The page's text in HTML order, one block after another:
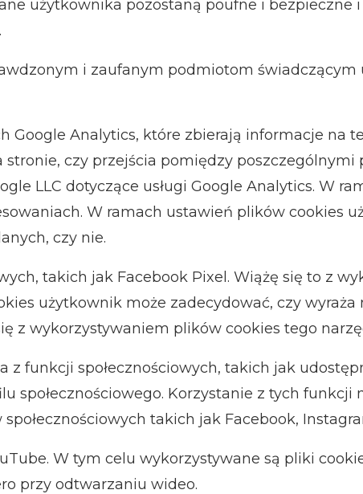
użytkownika pozostaną poufne i bezpieczne
i zaufanym podmiotom świadczącym
Google Analytics, które zbierają informacje na
czy przejścia pomiędzy poszczególnymi
LLC dotyczące usługi Google Analytics. W
W ramach ustawień plików cookies
czy nie.
takich jak Facebook Pixel. Wiążę się to z
użytkownik może zadecydować, czy
z wykorzystywaniem plików cookies tego
z funkcji społecznościowych, takich jak
społecznościowego. Korzystanie z tych
takich jak Facebook,
W tym celu wykorzystywane są pliki
przy odtwarzaniu wideo.